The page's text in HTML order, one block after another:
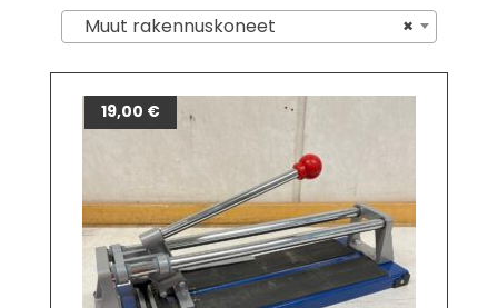
×
Muut rakennuskoneet
19,00 €